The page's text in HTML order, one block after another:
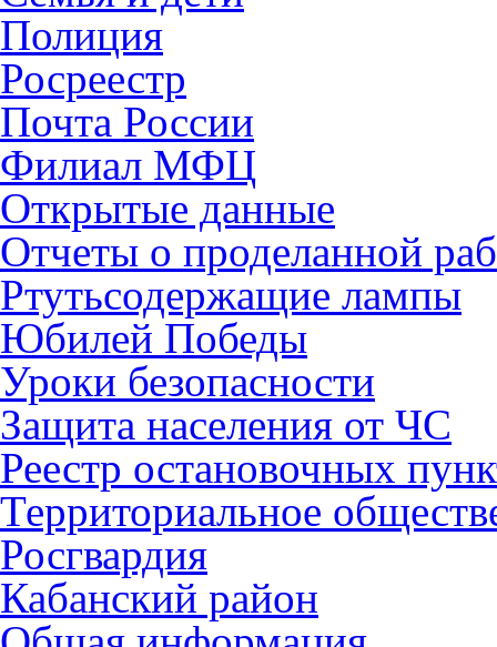
Полиция
Росреестр
Почта России
Филиал МФЦ
Открытые данные
Отчеты о проделанной
Ртутьсодержащие лампы
Юбилей Победы
Уроки безопасности
Защита населения от ЧС
Реестр остановочных
Территориальное
Росгвардия
Кабанский район